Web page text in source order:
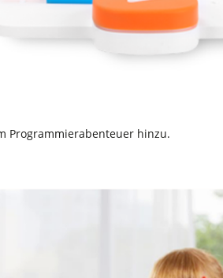
Programmierabenteuer hinzu.